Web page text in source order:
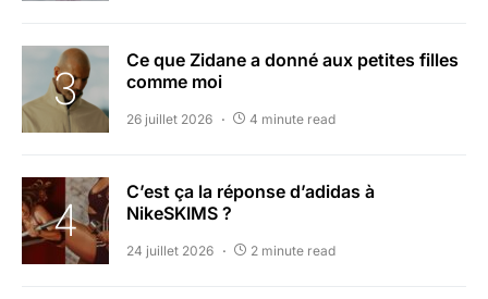
Ce que Zidane a donné aux petites filles
comme moi
26 juillet 2026 4 minute read
C’est ça la réponse d’adidas à
NikeSKIMS ?
24 juillet 2026 2 minute read